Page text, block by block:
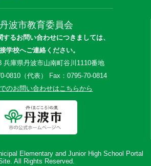
丹波市教育委員会
るお問い合わせにつきましては、
学校へご連絡ください。
兵庫県丹波市山南町谷川1110番地
0810（代表） Fax：0795-70-0814
のお問い合わせはこちらから
Elementary and Junior High School Portal
All Rights Reserved.